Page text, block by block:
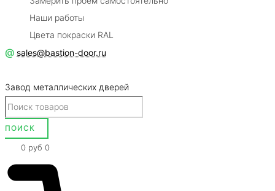
Наши работы
Цвета покраски RAL
@ sales@bastion-door.ru
Завод металлических дверей
0 руб 0